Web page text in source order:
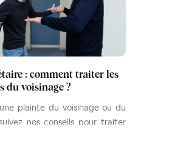
: comment traiter les
du voisinage ?
plainte du voisinage ou du
nos conseils pour traiter
occasionnées par votre